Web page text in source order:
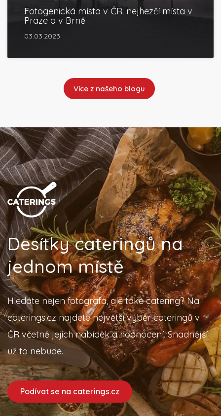
Fotogenická místa v ČR: nejhezčí místa v
Praze a v Brně
03.03.2023
Více z našeho blogu
Desítky cateringů na
jednom místě
Hledáte nejen fotografa, ale také catering? Na
caterings.cz najdete největší výběr cateringů v
ČR včetně jejich nabídek a hodnocení. Snadnější
už to nebude.
Podívat se na caterings.cz